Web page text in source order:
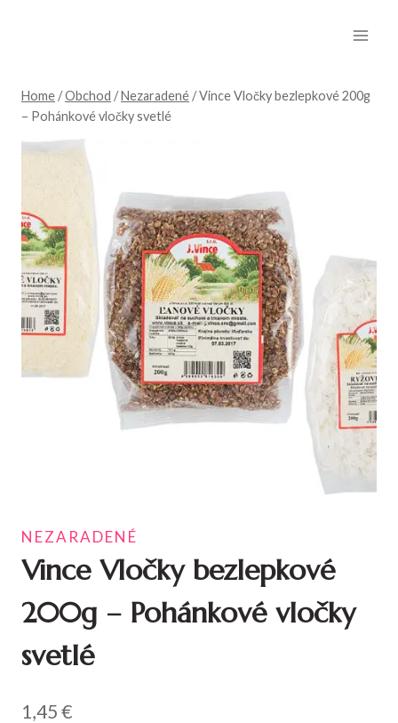
Home /Obchod /Nezaradené /Vince Vločky bezlepkové 200g
– Pohánkové vločky svetlé
NEZARADENÉ
Vince Vločky bezlepkové
200g – Pohánkové vločky
svetlé
1,45€